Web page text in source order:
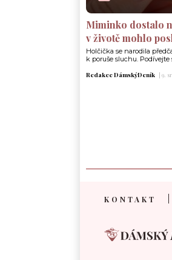
Miminko dostalo
v životě mohlo
Holčička se narodila
k poruše sluchu. Podívejte
Redakce DámskýDeník | 9.
KONTAKT